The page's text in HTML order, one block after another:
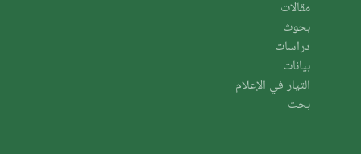
مقالات
بحوث
دراسات
بيانات
التيار في الإعلام
بحث